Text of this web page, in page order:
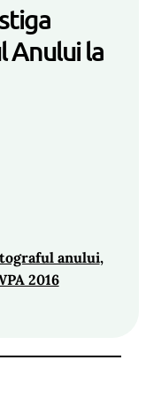
Anului la
anului,
2016